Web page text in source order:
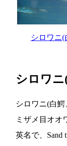
シロワニ(
シロワニ
シロワニ(白鰐
ミザメ目オオ
英名で、Sand